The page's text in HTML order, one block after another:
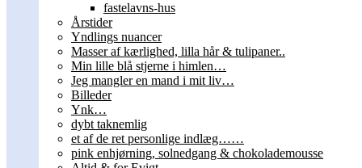
fastelavns-hus
Årstider
Yndlings nuancer
Masser af kærlighed, lilla hår & tulipaner..
Min lille blå stjerne i himlen…
Jeg mangler en mand i mit liv…
Billeder
Ynk…
dybt taknemlig
et af de ret personlige indlæg……
pink enhjørning, solnedgang & chokolademousse